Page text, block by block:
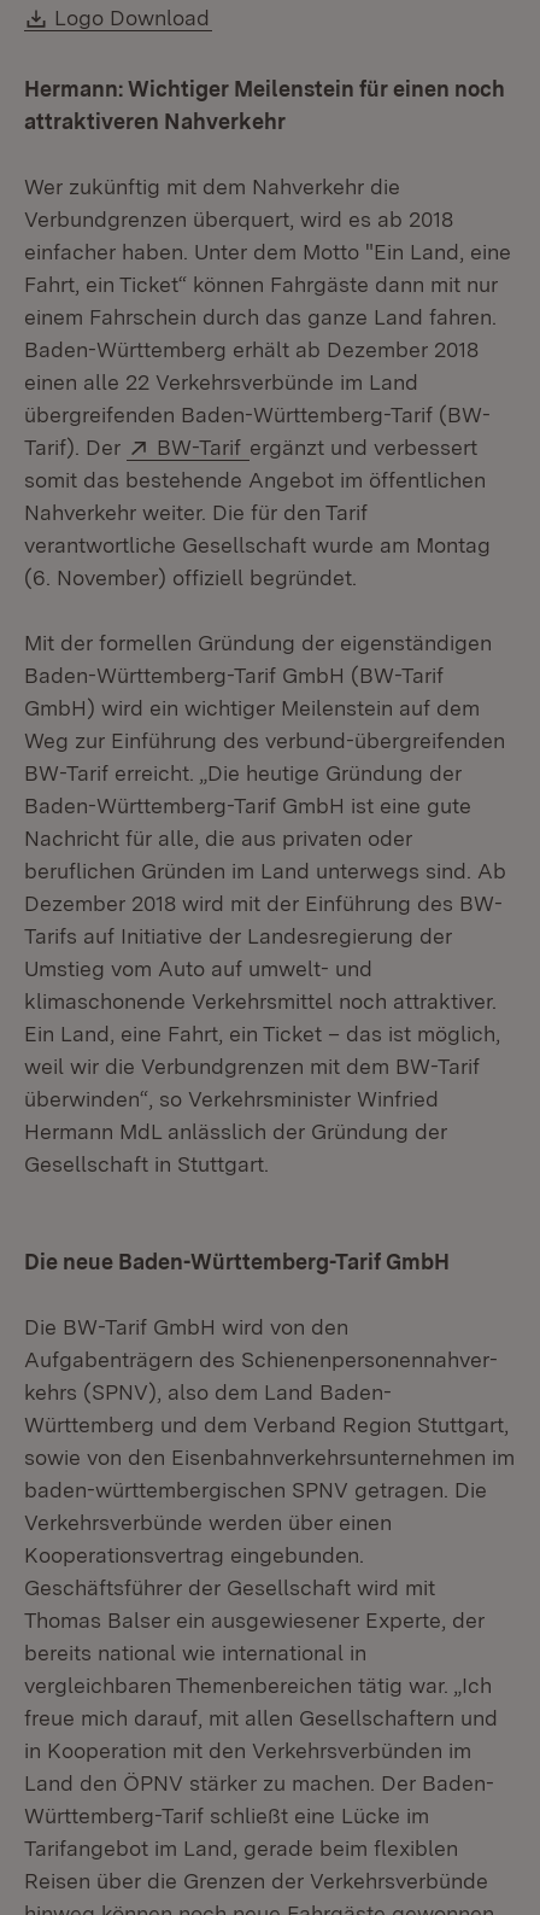
Download:
Logo Download
Hermann: Wichtiger Meilenstein für einen noch
attraktiveren Nahverkehr
Wer zukünftig mit dem Nahverkehr die
Verbundgrenzen überquert, wird es ab 2018
einfacher haben. Unter dem Motto "Ein Land, eine
Fahrt, ein Ticket“ können Fahrgäste dann mit nur
einem Fahrschein durch das ganze Land fahren.
Baden-Württemberg erhält ab Dezember 2018
einen alle 22 Verkehrsverbünde im Land
übergreifenden Baden-Württemberg-Tarif (BW-
Tarif). Der
Extern:
BW-Tarif (Öffnet in neuem Fenster)
ergänzt und verbessert
somit das bestehende Angebot im öffentlichen
Nahverkehr weiter. Die für den Tarif
verantwortliche Gesellschaft wurde am Montag
(6. November) offiziell begründet.
Mit der formellen Gründung der eigenständigen
Baden-Württemberg-Tarif GmbH (BW-Tarif
GmbH) wird ein wichtiger Meilenstein auf dem
Weg zur Einführung des verbund-übergreifenden
BW-Tarif erreicht. „Die heutige Gründung der
Baden-Württemberg-Tarif GmbH ist eine gute
Nachricht für alle, die aus privaten oder
beruflichen Gründen im Land unterwegs sind. Ab
Dezember 2018 wird mit der Einführung des BW-
Tarifs auf Initiative der Landesregierung der
Umstieg vom Auto auf umwelt- und
klimaschonende Verkehrsmittel noch attraktiver.
Ein Land, eine Fahrt, ein Ticket – das ist möglich,
weil wir die Verbundgrenzen mit dem BW-Tarif
überwinden“, so Verkehrsminister Winfried
Hermann MdL anlässlich der Gründung der
Gesellschaft in Stuttgart.
Die neue Baden-Württemberg-Tarif GmbH
Die BW-Tarif GmbH wird von den
Aufgabenträgern des Schienenpersonennahver-
kehrs (SPNV), also dem Land Baden-
Württemberg und dem Verband Region Stuttgart,
sowie von den Eisenbahnverkehrsunternehmen im
baden-württembergischen SPNV getragen. Die
Verkehrsverbünde werden über einen
Kooperationsvertrag eingebunden.
Geschäftsführer der Gesellschaft wird mit
Thomas Balser ein ausgewiesener Experte, der
bereits national wie international in
vergleichbaren Themenbereichen tätig war. „Ich
freue mich darauf, mit allen Gesellschaftern und
in Kooperation mit den Verkehrsverbünden im
Land den ÖPNV stärker zu machen. Der Baden-
Württemberg-Tarif schließt eine Lücke im
Tarifangebot im Land, gerade beim flexiblen
Reisen über die Grenzen der Verkehrsverbünde